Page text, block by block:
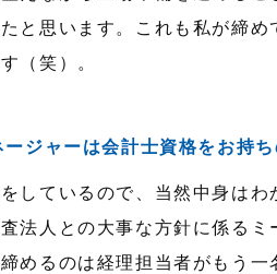
と思います。これも私が締
（笑）。
ジャーは会計士資格をお持ち
しているので、当然中身は
法人との大事な方針に係る
めるのは経理担当者がもう